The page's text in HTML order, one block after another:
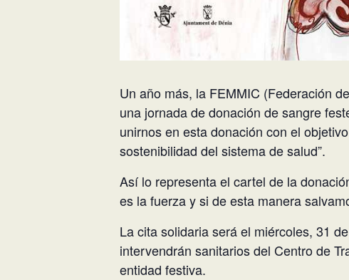
Un año más, la FEMMIC (Federación
una jornada de donación de sangre
unirnos en esta donación con el
sostenibilidad del sistema de salud”.
Así lo representa el cartel de la
es la fuerza y si de esta manera
La cita solidaria será el miércoles, 31
intervendrán sanitarios del Centro de
entidad festiva.